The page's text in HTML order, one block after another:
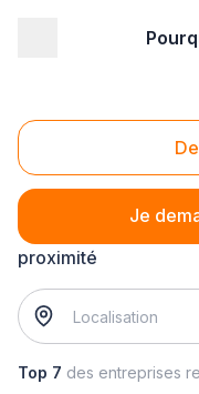
Je
Buffet froid ou
buffet froid ou chaud
proximité
Top 7 des entreprises